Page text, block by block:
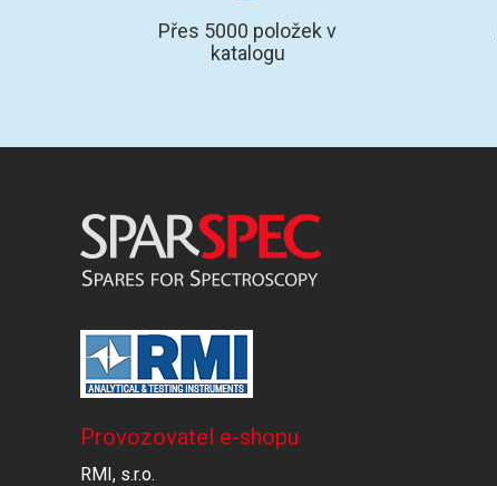
Přes 5000 položek v
katalogu
Provozovatel e-shopu
RMI, s.r.o.